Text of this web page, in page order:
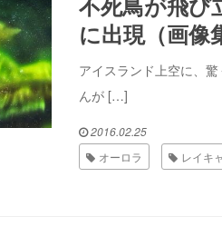
に出現（画像
アイスランド上空に、
んが […]
2016.02.25
オーロラ
レイキ